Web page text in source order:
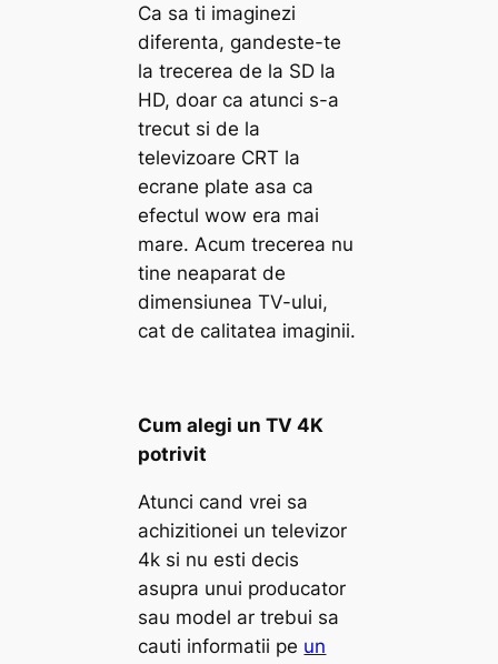
Ca sa ti imaginezi
diferenta, gandeste-te
la trecerea de la SD la
HD, doar ca atunci s-a
trecut si de la
televizoare CRT la
ecrane plate asa ca
efectul wow era mai
mare. Acum trecerea nu
tine neaparat de
dimensiunea TV-ului,
cat de calitatea imaginii.
Cum alegi un TV 4K
potrivit
Atunci cand vrei sa
achizitionei un televizor
4k si nu esti decis
asupra unui producator
sau model ar trebui sa
cauti informatii pe un